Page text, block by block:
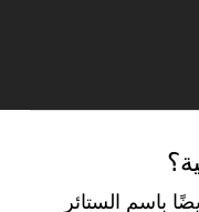
باسم الستائر